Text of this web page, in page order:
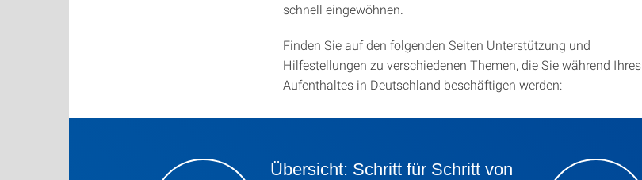
schnell eingewöhnen.
Finden Sie auf den folgenden Seiten Unterstützung und
Hilfestellungen zu verschiedenen Themen, die Sie während Ihres
Aufenthaltes in Deutschland beschäftigen werden:
Übersicht: Schritt für Schritt von